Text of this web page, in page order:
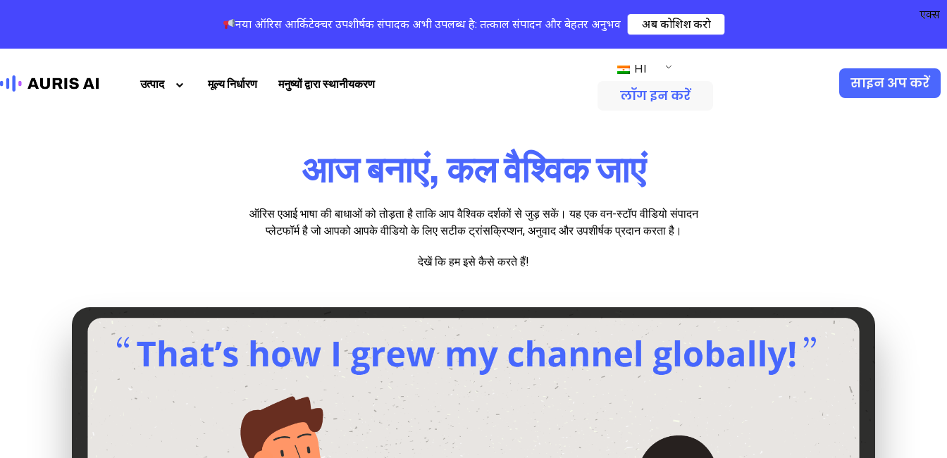
उत्पाद मूल्य निर्धारण मनुष्यों द्वारा स्थानीयकरण
HI
लॉग इन करें
साइन अप करें
आज बनाएं, कल वैश्विक जाएं
ऑरिस एआई भाषा की बाधाओं को तोड़ता है ताकि आप वैश्विक दर्शकों से जुड़ सकें। यह एक वन-स्टॉप वीडियो संपादन
प्लेटफॉर्म है जो आपको आपके वीडियो के लिए सटीक ट्रांसक्रिप्शन, अनुवाद और उपशीर्षक प्रदान करता है।
देखें कि हम इसे कैसे करते हैं!
नया ऑरिस आर्किटेक्चर उपशीर्षक संपादक अभी उपलब्ध है: तत्काल संपादन और बेहतर अनुभव अब कोशिश करो
एक्स